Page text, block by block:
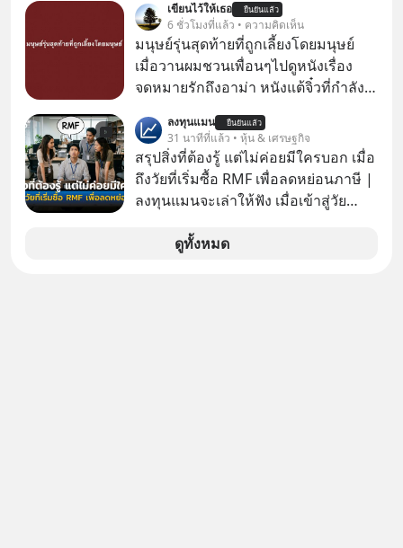
เรื่องจ้อจี้ หาคำตอบได้ที่ “ป้าเก๋าเล่ากล
โกง” EP4 ตอน “เขาบอกว่าจะได้เงิน
คืน” #ป้าเก๋าเล่ากลโกง #แก้เกมกลโกง
#อยู่อย่างยั่งยืน #Cybersecurity #เตือน
เขียนไว้ให้เธอ ยืนยันแล้ว
6 ชั่วโมงที่แล้ว • ความคิดเห็น
มนุษย์รุ่นสุดท้ายที่ถูกเลี้ยงโดยมนุษย์
เมื่อวานผมชวนเพื่อนๆไปดูหนังเรื่อง
จดหมายรักถึงอาม่า หนังแต้จิ๋วที่กำลัง
ป๊าผมเห็นโปสเตอร์หนังเรื่องนี้หลาย
เดือนก่อนและอยากดูมาก ด้วยเพราะว่า
อากงก็มาจากเมืองจีน ป๊าก็พูดแต้จิ๋วได้
มีเรื่องราวมีความผูกพันที่ได้ยินตั้งแต่
ลงทุนแมน ยืนยันแล้ว
31 นาทีที่แล้ว • หุ้น & เศรษฐกิจ
สรุปสิ่งที่ต้องรู้ แต่ไม่ค่อยมีใครบอก เมื่อ
ถึงวัยที่เริ่มซื้อ RMF เพื่อลดหย่อนภาษี |
ลงทุนแมนจะเล่าให้ฟัง เมื่อเข้าสู่วัย
ดูทั้งหมด